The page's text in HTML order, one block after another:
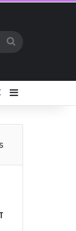
InRandom Article